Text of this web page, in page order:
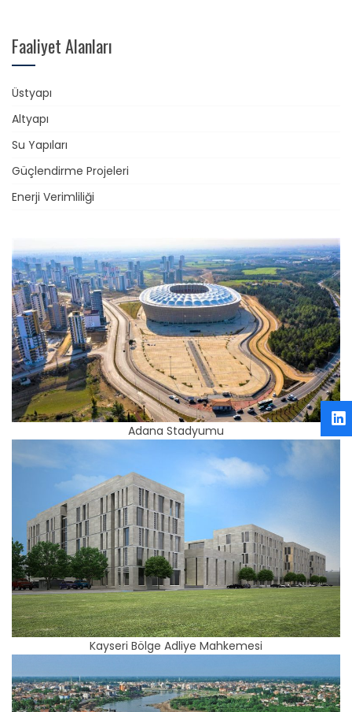
Faaliyet Alanları
Üstyapı
Altyapı
Su Yapıları
Güçlendirme Projeleri
Enerji Verimliliği
Adana Stadyumu
Kayseri Bölge Adliye Mahkemesi